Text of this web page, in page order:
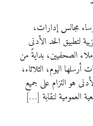
مجالس إدارات،
لتطبيق الحد الأدنى
جميع الزملاء الصحفيين، بدايةً من
أرسلها اليوم، الثلاثاء،
هو التزام على جميع
العمومية لنقابة […]